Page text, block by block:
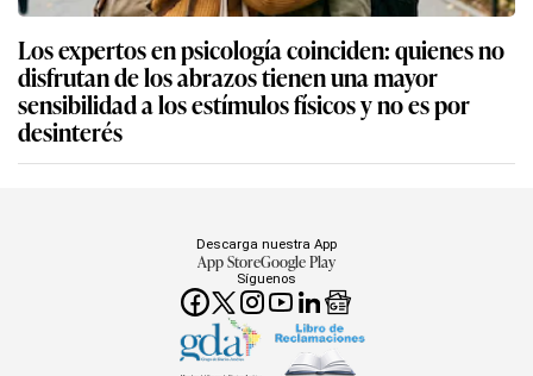
Los expertos en psicología coinciden: quienes no
disfrutan de los abrazos tienen una mayor
sensibilidad a los estímulos físicos y no es por
desinterés
Síguenos
Descarga nuestra App
App StoreGoogle Play